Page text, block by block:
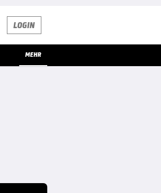
LOGIN
MEHR